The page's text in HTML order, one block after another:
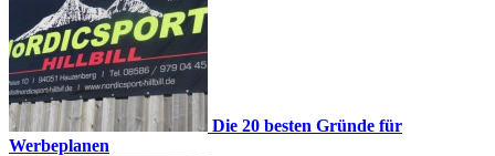
Die 20 besten Gründe für
Werbeplanen